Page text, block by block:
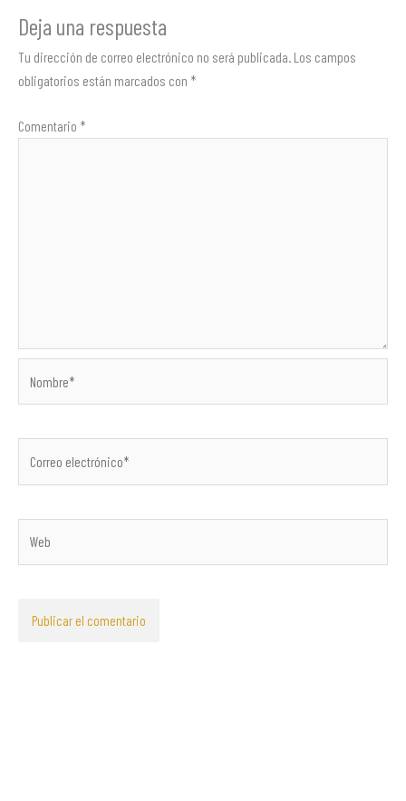
Deja una respuesta
Tu dirección de correo electrónico no será publicada. Los campos
obligatorios están marcados con *
Comentario *
electrónico*